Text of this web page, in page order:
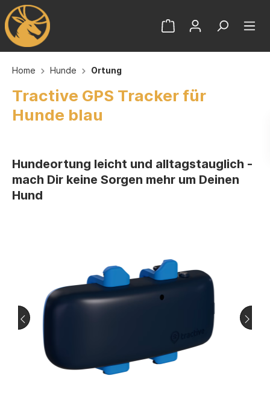
Home Hunde Ortung
Tractive GPS Tracker für
Hunde blau
Hundeortung leicht und alltagstauglich -
mach Dir keine Sorgen mehr um Deinen
Hund